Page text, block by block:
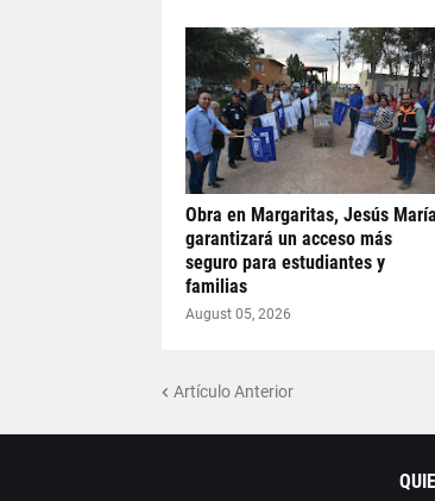
Obra en Margaritas, Jesús María
garantizará un acceso más
seguro para estudiantes y
familias
August 05, 2026
Artículo Anterior